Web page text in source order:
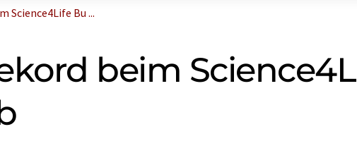
Science4Life Bu ...
beim